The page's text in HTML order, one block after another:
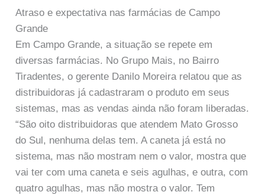
Atraso e expectativa nas farmácias de Campo
Grande
Em Campo Grande, a situação se repete em
diversas farmácias. No Grupo Mais, no Bairro
Tiradentes, o gerente Danilo Moreira relatou que as
distribuidoras já cadastraram o produto em seus
sistemas, mas as vendas ainda não foram liberadas.
“São oito distribuidoras que atendem Mato Grosso
do Sul, nenhuma delas tem. A caneta já está no
sistema, mas não mostram nem o valor, mostra que
vai ter com uma caneta e seis agulhas, e outra, com
quatro agulhas, mas não mostra o valor. Tem